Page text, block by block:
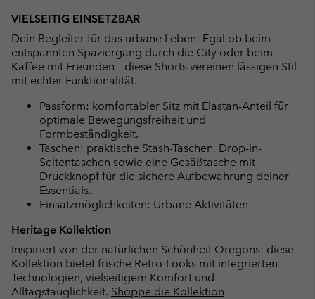
VIELSEITIG EINSETZBAR
Dein Begleiter für das urbane Leben: Egal ob beim
entspannten Spaziergang durch die City oder beim
Kaffee mit Freunden – diese Shorts vereinen lässigen Stil
mit echter Funktionalität.
Passform: komfortabler Sitz mit Elastan-Anteil für
optimale Bewegungsfreiheit und
Formbeständigkeit.
Taschen: praktische Stash-Taschen, Drop-in-
Seitentaschen sowie eine Gesäßtasche mit
Druckknopf für die sichere Aufbewahrung deiner
Essentials.
Einsatzmöglichkeiten: Urbane Aktivitäten
Heritage Kollektion
Inspiriert von der natürlichen Schönheit Oregons: diese
Kollektion bietet frische Retro-Looks mit integrierten
Technologien, vielseitigem Komfort und
Alltagstauglichkeit. Shoppe die Kollektion